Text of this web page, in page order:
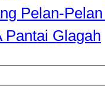
Pelan-
Pantai Glagah